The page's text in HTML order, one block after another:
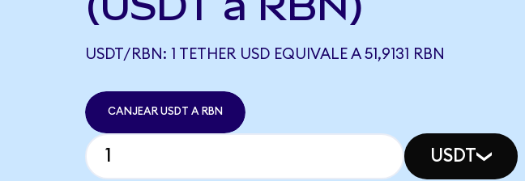
USDT/RBN: 1 TETHER USD EQUIVALE A 51,9131 RBN
CANJEAR USDT A RBN
USDT